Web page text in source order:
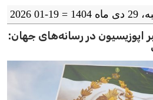
01 2026
اپوزیسیون در رسانه‌های جهان: